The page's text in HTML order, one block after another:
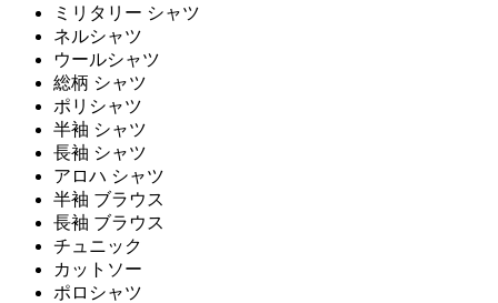
ミリタリー シャツ
ネルシャツ
ウールシャツ
総柄 シャツ
ポリシャツ
半袖 シャツ
長袖 シャツ
アロハ シャツ
半袖 ブラウス
長袖 ブラウス
チュニック
カットソー
ポロシャツ